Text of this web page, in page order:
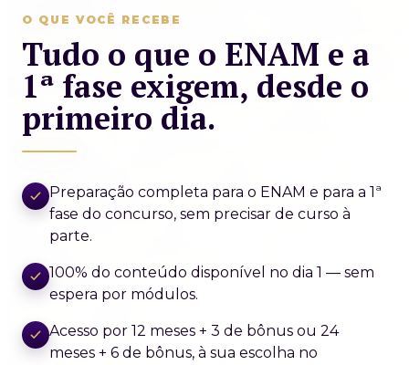
O QUE VOCÊ RECEBE
Tudo o que o ENAM e a
1ª fase exigem, desde o
primeiro dia.
Preparação completa para o ENAM e para a 1ª
fase do concurso, sem precisar de curso à
parte.
100% do conteúdo disponível no dia 1 — sem
espera por módulos.
Acesso por 12 meses + 3 de bônus ou 24
meses + 6 de bônus, à sua escolha no